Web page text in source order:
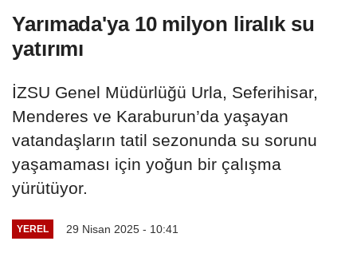
Yarımada'ya 10 milyon liralık su
yatırımı
İZSU Genel Müdürlüğü Urla, Seferihisar,
Menderes ve Karaburun’da yaşayan
vatandaşların tatil sezonunda su sorunu
yaşamaması için yoğun bir çalışma
yürütüyor.
YEREL 29 Nisan 2025 - 10:41